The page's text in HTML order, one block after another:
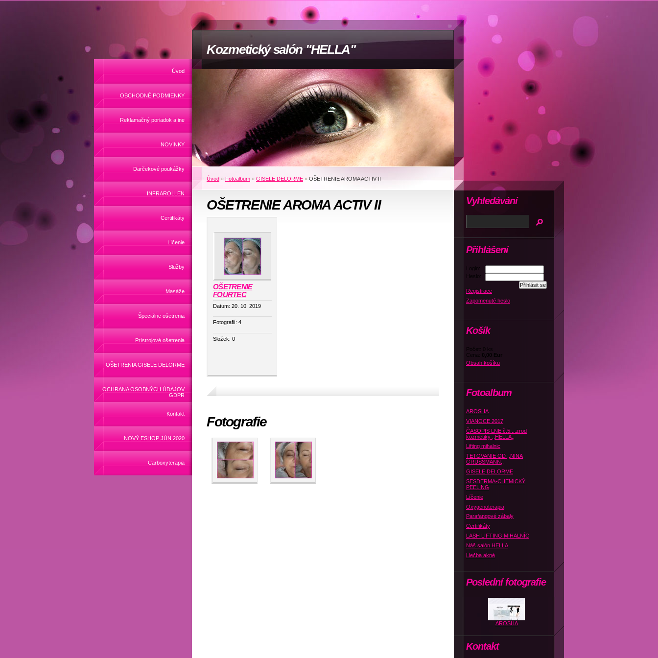
Kozmetický salón "HELLA"
Úvod
OBCHODNÉ PODMIENKY
Reklamačný poriadok a ine
NOVINKY
Darčekové poukážky
INFRAROLLEN
Certifikáty
Líčenie
Služby
Masáže
Špeciálne ošetrenia
Prístrojové ošetrenia
OŠETRENIA GISELE DELORME
OCHRANA OSOBNÝCH ÚDAJOV
GDPR
Kontakt
NOVÝ ESHOP JÚN 2020
Carboxyterapia
Úvod » Fotoalbum » GISELE DELORME » OŠETRENIE AROMA ACTIV II
OŠETRENIE AROMA ACTIV II
OŠETRENIE
FOURTEC
Datum: 20. 10. 2019
Fotografií: 4
Složek: 0
Fotografie
Přihlášení
Login:
Heslo:
Registrace
Zapomenuté heslo
Košík
Počet: 0 ks
Cena: 0,00 Eur
Obsah košíku
Fotoalbum
AROSHA
VIANOCE 2017
ČASOPIS LNE č.5....zrod
kozmetiky ,,HELLA,,
Lifting mihalnic
TETOVANIE OD ,,NINA
GRUSSMANN,,
GISELE DELORME
SESDERMA-CHEMICKÝ
PEELING
Líčenie
Oxygenoterapia
Parafangové zábaly
Certifikáty
LASH LIFTING MIHALNÍC
Náš salón HELLA
Liečba akné
Poslední fotografie
AROSHA
Kontakt
Vyhledávání